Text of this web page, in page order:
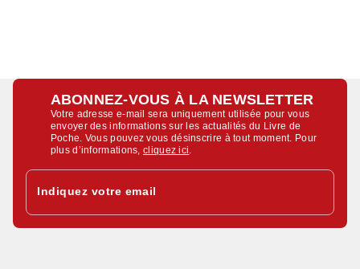
ABONNEZ-VOUS À LA NEWSLETTER
Votre adresse e-mail sera uniquement utilisée pour vous
envoyer des informations sur les actualités du Livre de
Poche. Vous pouvez vous désinscrire à tout moment. Pour
plus d’informations,cliquez ici
Indiquez votre email